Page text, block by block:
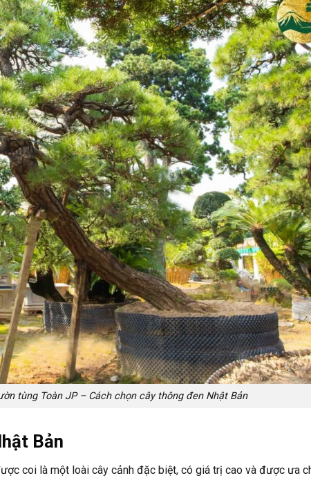
tùng Toàn JP – Cách chọn cây thông đen Nhật Bản
Bản
coi là một loài cây cảnh đặc biệt, có giá trị cao và được ưa